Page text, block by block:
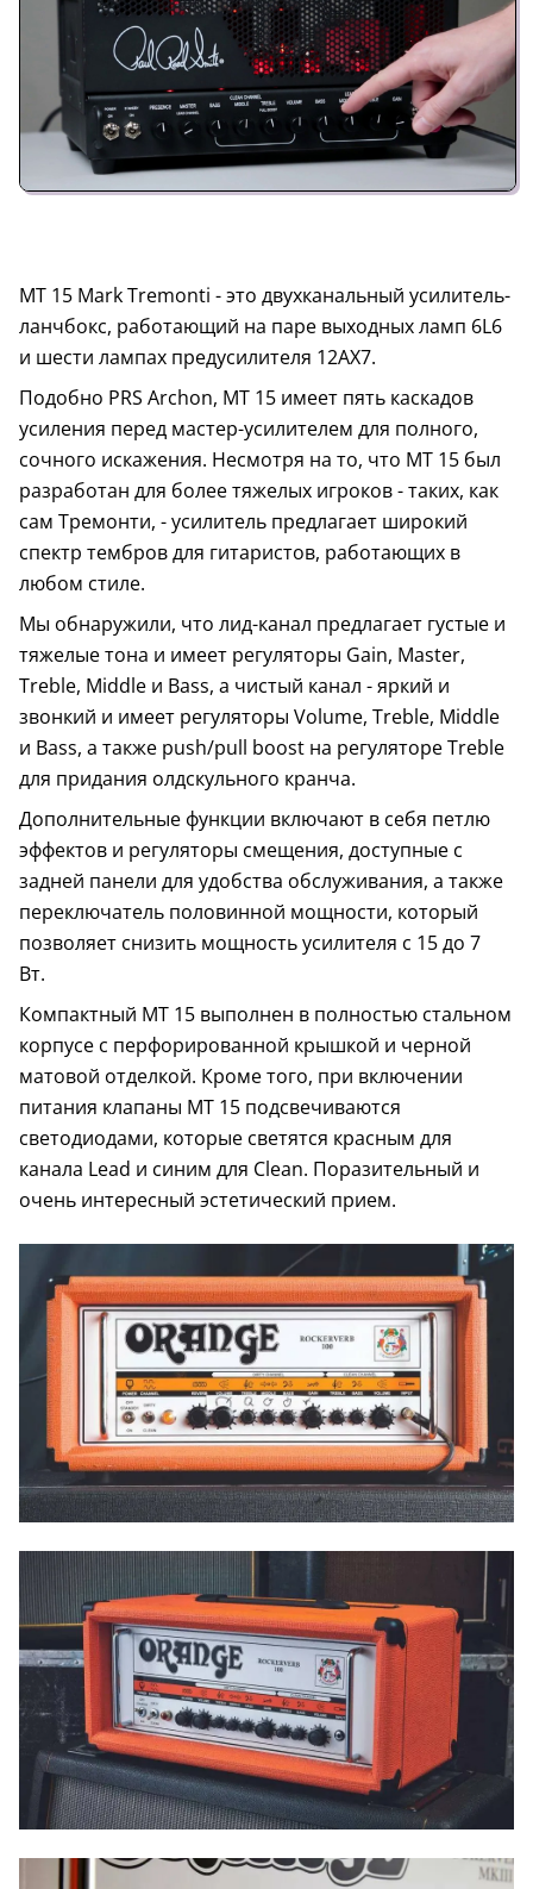
MT 15 Mark Tremonti - это двухканальный усилитель-
ланчбокс, работающий на паре выходных ламп 6L6
и шести лампах предусилителя 12AX7.
Подобно PRS Archon, MT 15 имеет пять каскадов
усиления перед мастер-усилителем для полного,
сочного искажения. Несмотря на то, что MT 15 был
разработан для более тяжелых игроков - таких, как
сам Тремонти, - усилитель предлагает широкий
спектр тембров для гитаристов, работающих в
любом стиле.
Мы обнаружили, что лид-канал предлагает густые и
тяжелые тона и имеет регуляторы Gain, Master,
Treble, Middle и Bass, а чистый канал - яркий и
звонкий и имеет регуляторы Volume, Treble, Middle
и Bass, а также push/pull boost на регуляторе Treble
для придания олдскульного кранча.
Дополнительные функции включают в себя петлю
эффектов и регуляторы смещения, доступные с
задней панели для удобства обслуживания, а также
переключатель половинной мощности, который
позволяет снизить мощность усилителя с 15 до 7
Вт.
Компактный MT 15 выполнен в полностью стальном
корпусе с перфорированной крышкой и черной
матовой отделкой. Кроме того, при включении
питания клапаны MT 15 подсвечиваются
светодиодами, которые светятся красным для
канала Lead и синим для Clean. Поразительный и
очень интересный эстетический прием.